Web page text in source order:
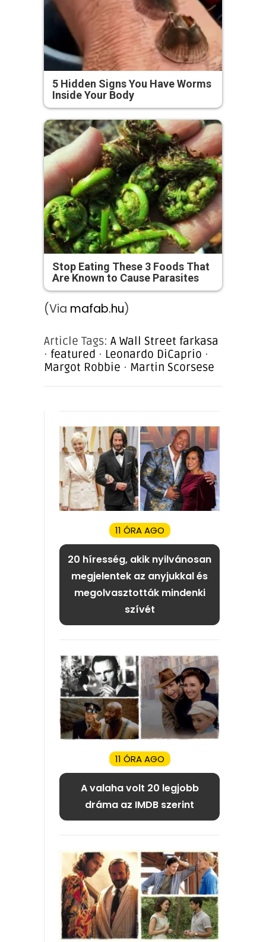
5 Hidden Signs You Have Worms
Inside Your Body
Stop Eating These 3 Foods That
Are Known to Cause Parasites
(Via mafab.hu)
Article Tags: A Wall Street farkasa
· featured · Leonardo DiCaprio ·
Margot Robbie · Martin Scorsese
11 ÓRA AGO
20 híresség, akik nyilvánosan
megjelentek az anyjukkal és
megolvasztották mindenki
szívét
11 ÓRA AGO
A valaha volt 20 legjobb
dráma az IMDB szerint